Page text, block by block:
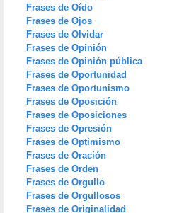
Frases de Oído
Frases de Ojos
Frases de Olvidar
Frases de Opinión
Frases de Opinión pública
Frases de Oportunidad
Frases de Oportunismo
Frases de Oposición
Frases de Oposiciones
Frases de Opresión
Frases de Optimismo
Frases de Oración
Frases de Orden
Frases de Orgullo
Frases de Orgullosos
Frases de Originalidad